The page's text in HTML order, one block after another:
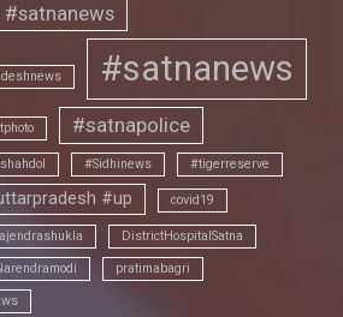
#satnanews
#satnapolice
#Sidhinews #tigerreserve
#up covid19
DistrictHospitalSatna
pratimabagri